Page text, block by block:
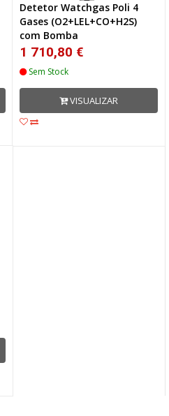
Detetor Watchgas Poli 4
Gases (O2+LEL+CO+H2S)
com Bomba
1 710,80 €
Sem Stock
VISUALIZAR